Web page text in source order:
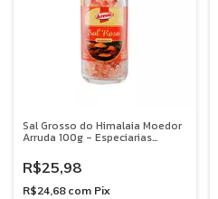
Sal Grosso do Himalaia Moedor
Arruda 100g - Especiarias
R$25,98
R$24,68 com Pix